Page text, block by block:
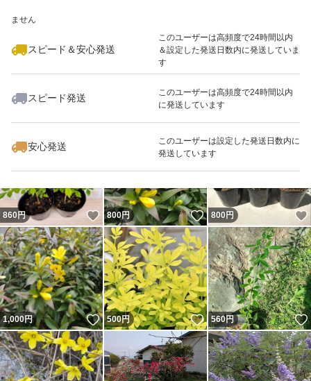
ません
スピード＆安心発送
このユーザーは高頻度で24時間以内
＆設定した発送日数内に発送していま
す
スピード発送
このユーザーは高頻度で24時間以内
に発送しています
安心発送
このユーザーは設定した発送日数内に
発送しています
いいね！
700
860円 いいね！
800円 いいね！
800円
1,000円 いいね！
500円 いいね！
560円